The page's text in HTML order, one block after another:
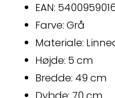
EAN:
Farve: Grå
Materiale:
Højde: 5 cm
Bredde: 49 cm